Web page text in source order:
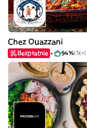
Chez Ouazzani
Bezpłatnie 94%(1k+)